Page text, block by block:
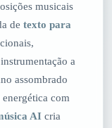
musicais
de texto para
a
assombrado
com
AI cria